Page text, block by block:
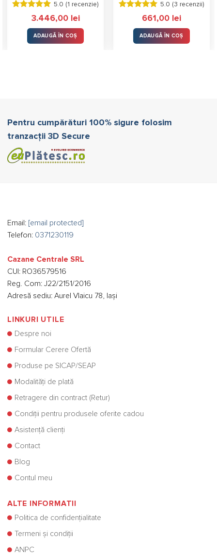
Evaluat la
stele
din 5
5.0 (1 recenzie)
3.446,00 lei
ADAUGĂ ÎN COȘ
Evaluat la
stele
din 5
5.0 (3 recenzii)
661,00 lei
ADAUGĂ ÎN COȘ
Pentru cumpărături 100% sigure folosim
tranzacții 3D Secure
Email: [email protected]
Telefon: 0371230119
Cazane Centrale SRL
CUI: RO36579516
Reg. Com: J22/2151/2016
Adresă sediu: Aurel Vlaicu 78, Iași
LINKURI UTILE
Despre noi
Formular Cerere Ofertă
Produse pe SICAP/SEAP
Modalități de plată
Retragere din contract (Retur)
Condiții pentru produsele oferite cadou
Asistență clienți
Contact
Blog
Contul meu
ALTE INFORMATII
Politica de confidențialitate
Termeni și condiții
ANPC